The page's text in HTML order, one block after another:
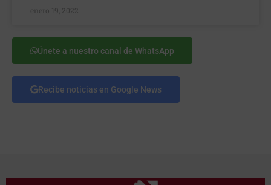
enero 19, 2022
Únete a nuestro canal de WhatsApp
Recibe noticias en Google News